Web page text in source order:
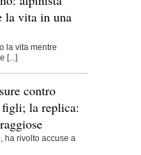
la vita in una
la vita mentre
[...]
contro
figli; la replica:
ha rivolto accuse a